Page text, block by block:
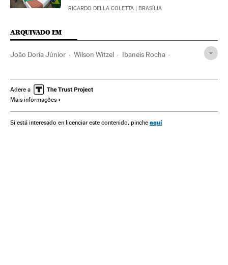
RICARDO DELLA COLETTA | BRASÍLIA
ARQUIVADO EM
João Doria Júnior Wilson Witzel Ibaneis Rocha
Posse Presidente Brasil PSDB
Jair Bolsonaro
Estado São Paulo Governadores Atos políticos
Adere a
Mais informações
Si está interesado en licenciar este contenido, pinche aquí